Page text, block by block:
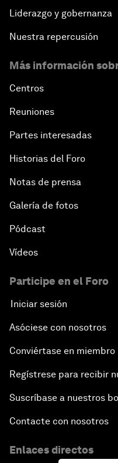
Liderazgo y gobernanza
Nuestra repercusión
Más información
Centros
Reuniones
Partes interesadas
Historias del Foro
Notas de prensa
Galería de fotos
Pódcast
Vídeos
Participe en el Foro
Iniciar sesión
Asóciese con nosotros
Conviértase en miembro
Regístrese para recibir
Suscríbase a nuestros
Contacte con nosotros
Enlaces directos